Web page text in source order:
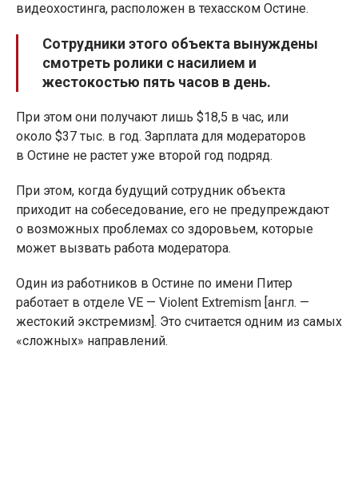
видеохостинга, расположен в техасском Остине.
Сотрудники этого объекта вынуждены
смотреть ролики с насилием и
жестокостью пять часов в день.
При этом они получают лишь $18,5 в час, или
около $37 тыс. в год. Зарплата для модераторов
в Остине не растет уже второй год подряд.
При этом, когда будущий сотрудник объекта
приходит на собеседование, его не предупреждают
о возможных проблемах со здоровьем, которые
может вызвать работа модератора.
Один из работников в Остине по имени Питер
работает в отделе VE — Violent Extremism [англ. —
жестокий экстремизм]. Это считается одним из самых
«сложных» направлений.